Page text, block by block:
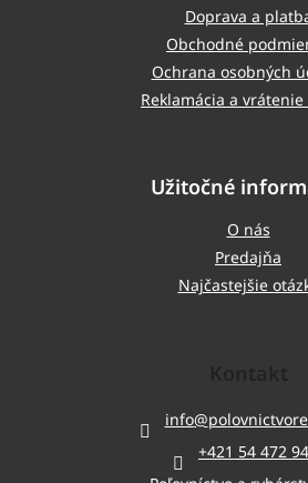
Doprava a
Obchodné
Ochrana osobných
Reklamácia a
Užitočné
O nás
Predajňa
Najčastejšie
info@
+421 54 472